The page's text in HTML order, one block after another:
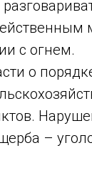
с огнем.
о
–